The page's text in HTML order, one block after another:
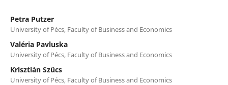
Petra Putzer
University of Pécs, Faculty of Business and Economics
Valéria Pavluska
University of Pécs, Faculty of Business and Economics
Krisztián Szűcs
University of Pécs, Faculty of Business and Economics